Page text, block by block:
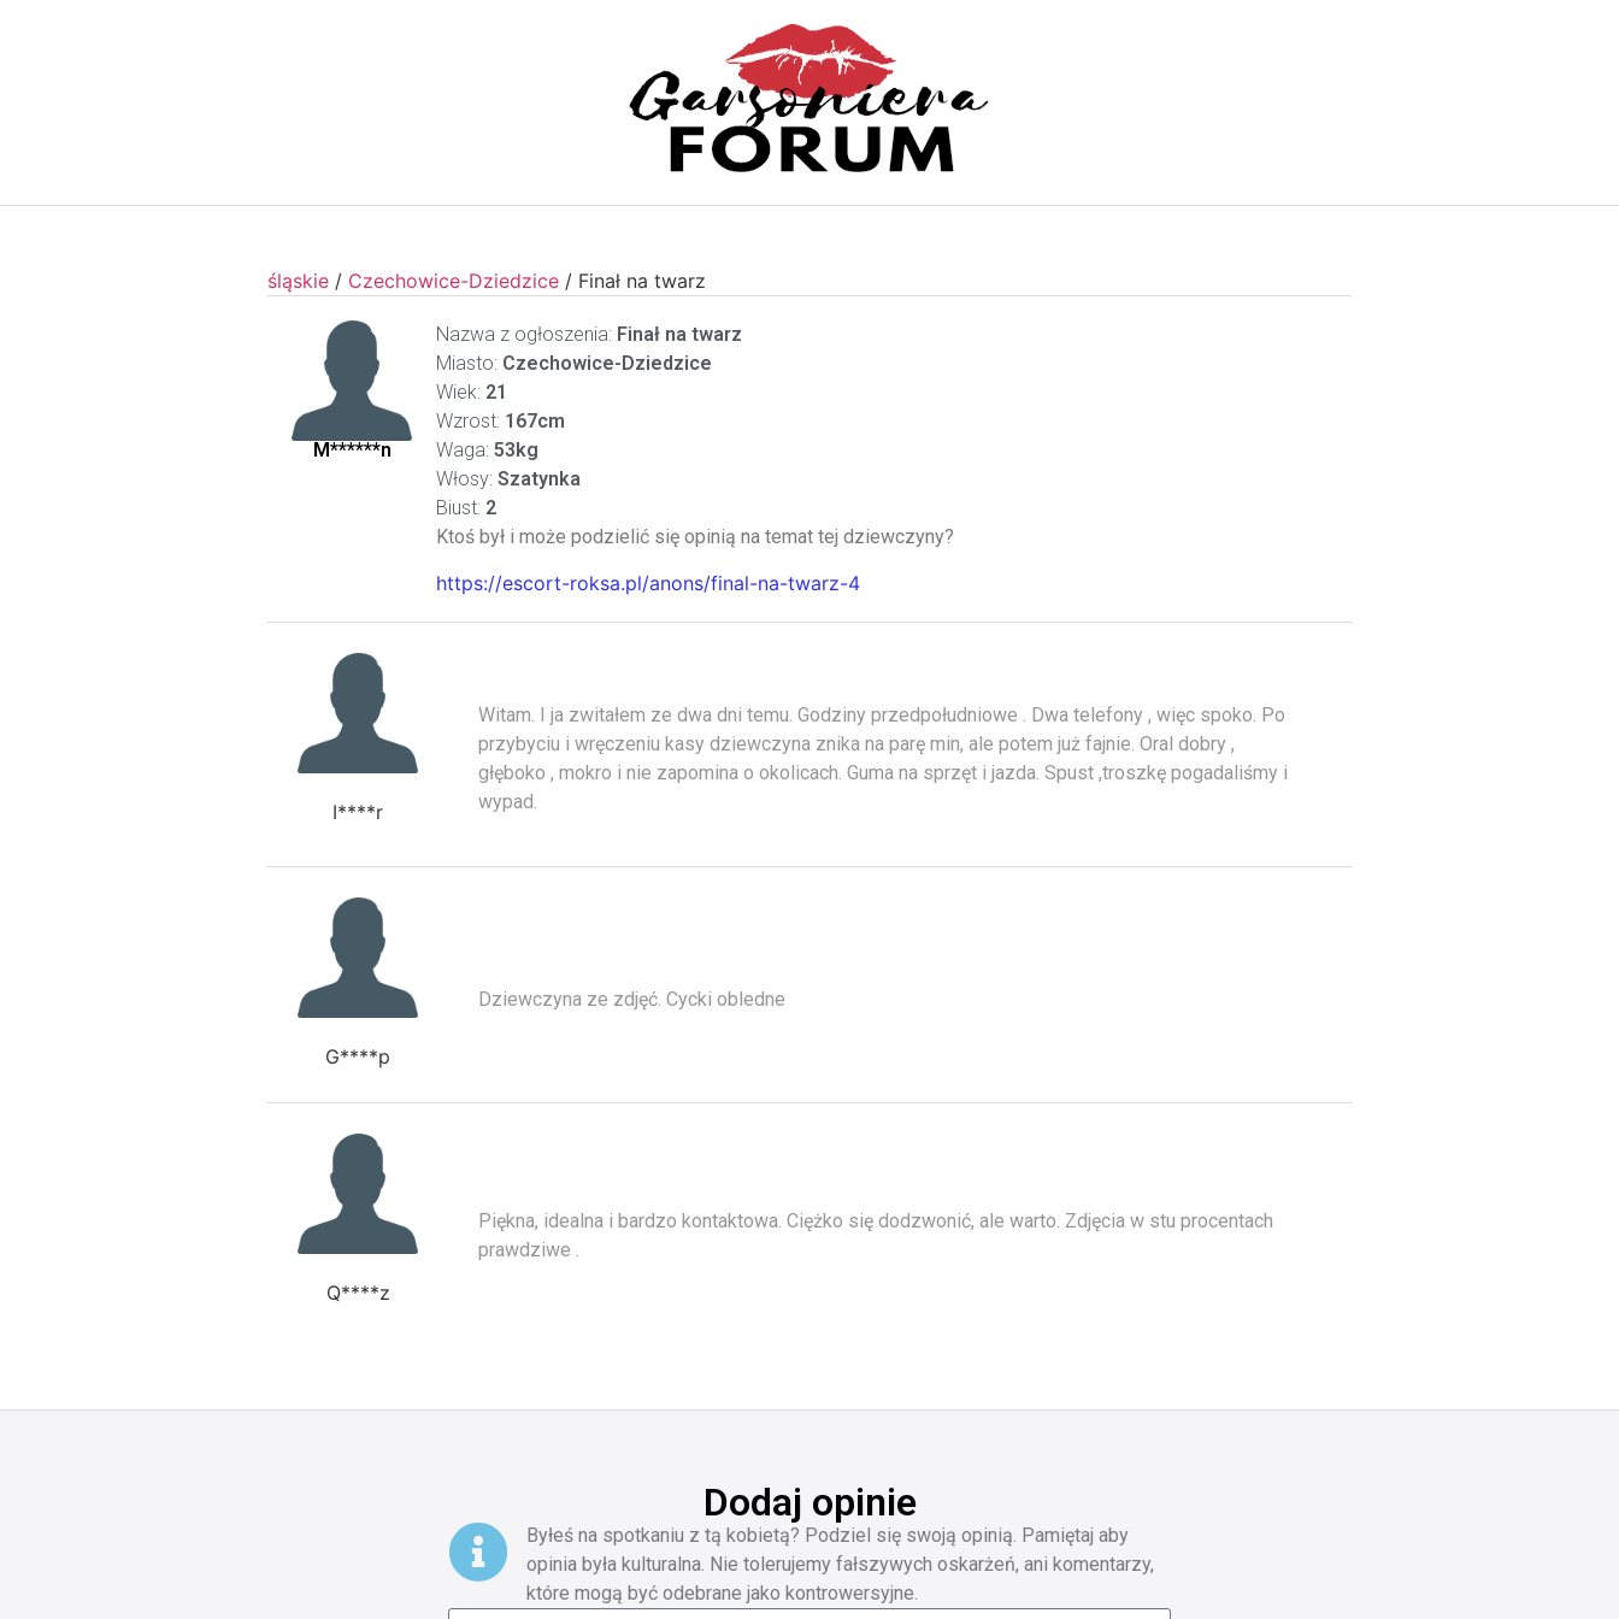
śląskie / Czechowice-Dziedzice / Finał na twarz
M******n
Nazwa z ogłoszenia: Finał na twarz
Miasto: Czechowice-Dziedzice
Wiek: 21
Wzrost: 167cm
Waga: 53kg
Włosy: Szatynka
Biust: 2
Ktoś był i może podzielić się opinią na temat tej dziewczyny?
https://escort-roksa.pl/anons/final-na-twarz-4
I****r
Witam. I ja zwitałem ze dwa dni temu. Godziny przedpołudniowe . Dwa telefony , więc spoko. Po
przybyciu i wręczeniu kasy dziewczyna znika na parę min, ale potem już fajnie. Oral dobry ,
głęboko , mokro i nie zapomina o okolicach. Guma na sprzęt i jazda. Spust ,troszkę pogadaliśmy i
wypad.
G****p
Dziewczyna ze zdjęć. Cycki obledne
Q****z
Piękna, idealna i bardzo kontaktowa. Ciężko się dodzwonić, ale warto. Zdjęcia w stu procentach
prawdziwe .
Dodaj opinie
Byłeś na spotkaniu z tą kobietą? Podziel się swoją opinią. Pamiętaj aby
opinia była kulturalna. Nie tolerujemy fałszywych oskarżeń, ani komentarzy,
które mogą być odebrane jako kontrowersyjne.